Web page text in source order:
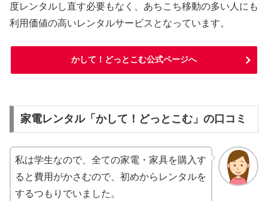
度レンタルし直す必要もなく、あちこち移動の多い人にも
利用価値の高いレンタルサービスとなっています。
かして！どっとこむ公式ページへ
家電レンタル「かして！どっとこむ」の口コミ
私は学生なので、全ての家電・家具を購入す
ると費用がかさむので、初めからレンタルを
するつもりでいました。